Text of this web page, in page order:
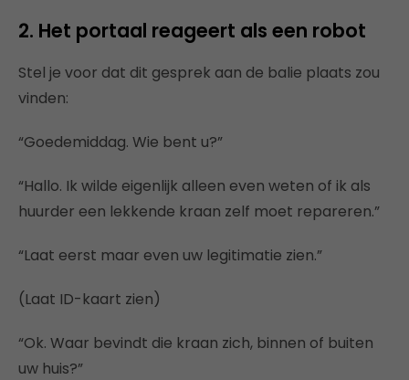
2. Het portaal reageert als een robot
Stel je voor dat dit gesprek aan de balie plaats zou
vinden:
“Goedemiddag. Wie bent u?”
“Hallo. Ik wilde eigenlijk alleen even weten of ik als
huurder een lekkende kraan zelf moet repareren.”
“Laat eerst maar even uw legitimatie zien.”
(Laat ID-kaart zien)
“Ok. Waar bevindt die kraan zich, binnen of buiten
uw huis?”